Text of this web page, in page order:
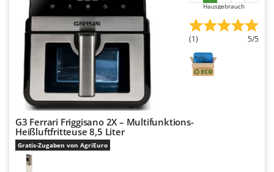
Palazzetti
Palumbo Pavi
Partisani
Paterlini
Philips
Pramac
Prismafood
R
R.G.V.
Hausgebrauch
(1) 5/5
G3 Ferrari Friggisano 2X – Multifunktions-
Heißluftfritteuse 8,5 Liter
Gratis-Zugaben von AgriEuro